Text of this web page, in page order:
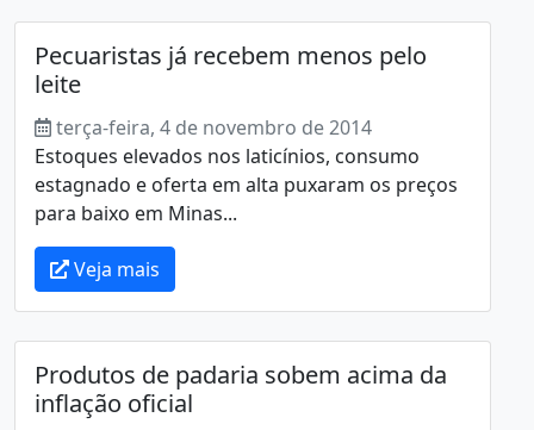
Pecuaristas já recebem menos pelo
leite
terça-feira, 4 de novembro de 2014
Estoques elevados nos laticínios, consumo
estagnado e oferta em alta puxaram os preços
para baixo em Minas...
Veja mais
Produtos de padaria sobem acima da
inflação oficial